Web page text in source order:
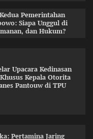
Pemerintahan
Siapa Unggul di
dan Hukum?
Upacara Kedinasan
Kepala Otorita
Pantouw di TPU
Pertamina Jaring